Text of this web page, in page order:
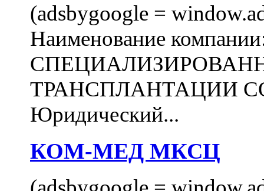
(adsbygoogle =
Наименование
ТРАНСПЛАНТАЦИИ
Юридический...
КОМ-МЕД МКСЦ